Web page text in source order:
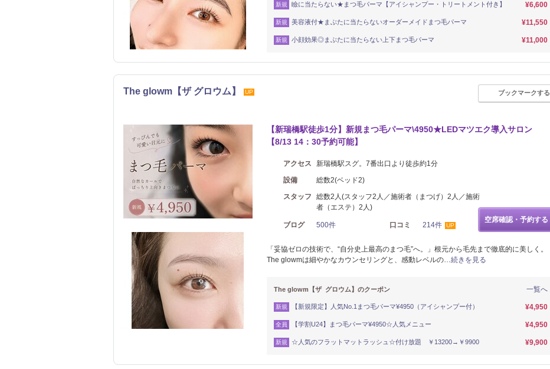
新規 瞼に当たらない★まつ毛パーマ【アイシャンプー・トリートメント付き】 ¥6,600
新規 美容液付★まぶたに当たらないオーダーメイドまつ毛パーマ ¥11,550
新規 小顔効果◎まぶたに当たらない上下まつ毛パーマ ¥11,000
The glowm【ザ グロウム】 UP ブックマークする
【新瑞橋駅徒歩1分】新規まつ毛パーマ\4950★LEDマツエク導入サロン
【8/13 14：30予約可能】
アクセス
新瑞橋駅スグ。7番出口より徒歩約1分
設備
総数2(ベッド2)
スタッフ
総数2人(スタッフ2人／施術者（まつげ）2人／施術
者（エステ）2人)
ブログ 500件 口コミ 214件 UP
空席確認・予約する
「妥協ゼロの技術で、“自分史上最高のまつ毛”へ。」根元から毛先まで徹底的に美しく。
The glowmは細やかなカウンセリングと、感動レベルの…続きを見る
一覧へ
The glowm【ザ グロウム】のクーポン
新規 【新規限定】人気No.1まつ毛パーマ¥4950（アイシャンプー付） ¥4,950
全員 【学割U24】まつ毛パーマ¥4950☆人気メニュー ¥4,950
新規 ☆人気のフラットマットラッシュ☆付け放題 ￥13200→￥9900 ¥9,900